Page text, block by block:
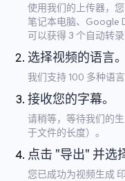
使用我们的上传器，
笔记本电脑、Google
可以获得 3 个自动转录
选择视频的语言。
我们支持 100 多种语
接收您的字幕。
请稍等，等待我们的
于文件的长度）。
点击 "导出" 并选
您已成功为视频生成